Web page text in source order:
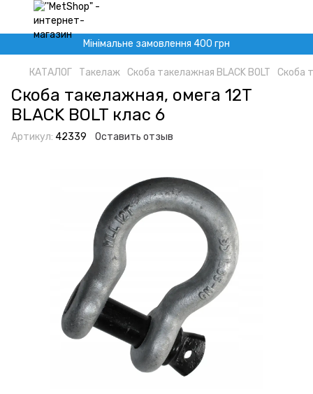
Мінімальне замовлення 400 грн
КАТАЛОГ Такелаж Скоба такелажная BLACK BOLT Скоба
Скоба такелажная, омега 12Т
BLACK BOLT клас 6
Артикул: 42339 Оставить отзыв